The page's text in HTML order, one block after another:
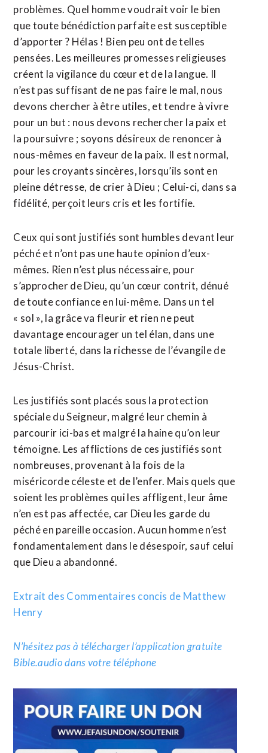
problèmes. Quel homme voudrait voir le bien
que toute bénédiction parfaite est susceptible
d’apporter ? Hélas ! Bien peu ont de telles
pensées. Les meilleures promesses religieuses
créent la vigilance du cœur et de la langue. Il
n’est pas suffisant de ne pas faire le mal, nous
devons chercher à être utiles, et tendre à vivre
pour un but : nous devons rechercher la paix et
la poursuivre ; soyons désireux de renoncer à
nous-mêmes en faveur de la paix. Il est normal,
pour les croyants sincères, lorsqu’ils sont en
pleine détresse, de crier à Dieu ; Celui-ci, dans sa
fidélité, perçoit leurs cris et les fortifie.
Ceux qui sont justifiés sont humbles devant leur
péché et n’ont pas une haute opinion d’eux-
mêmes. Rien n’est plus nécessaire, pour
s’approcher de Dieu, qu’un cœur contrit, dénué
de toute confiance en lui-même. Dans un tel
« sol », la grâce va fleurir et rien ne peut
davantage encourager un tel élan, dans une
totale liberté, dans la richesse de l’évangile de
Jésus-Christ.
Les justifiés sont placés sous la protection
spéciale du Seigneur, malgré leur chemin à
parcourir ici-bas et malgré la haine qu’on leur
témoigne. Les afflictions de ces justifiés sont
nombreuses, provenant à la fois de la
miséricorde céleste et de l’enfer. Mais quels que
soient les problèmes qui les affligent, leur âme
n’en est pas affectée, car Dieu les garde du
péché en pareille occasion. Aucun homme n’est
fondamentalement dans le désespoir, sauf celui
que Dieu a abandonné.
Extrait des Commentaires concis de Matthew
Henry
N’hésitez pas à télécharger l’application gratuite
Bible.audio dans votre téléphone